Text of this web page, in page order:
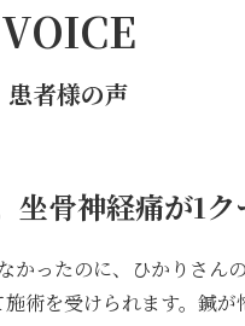
VOICE
患者様の声
骨神経痛が1
ったのに、ひかりさん
を受けられます。鍼が